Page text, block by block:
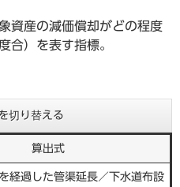
資産の減価償却がどの程度
合）を表す指標。
切り替える
算出式
経過した管渠延長／下水道布設